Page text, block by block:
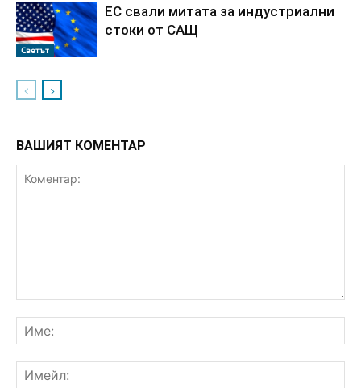
Светът
ЕС свали митата за индустриални
стоки от САЩ
ВАШИЯТ КОМЕНТАР